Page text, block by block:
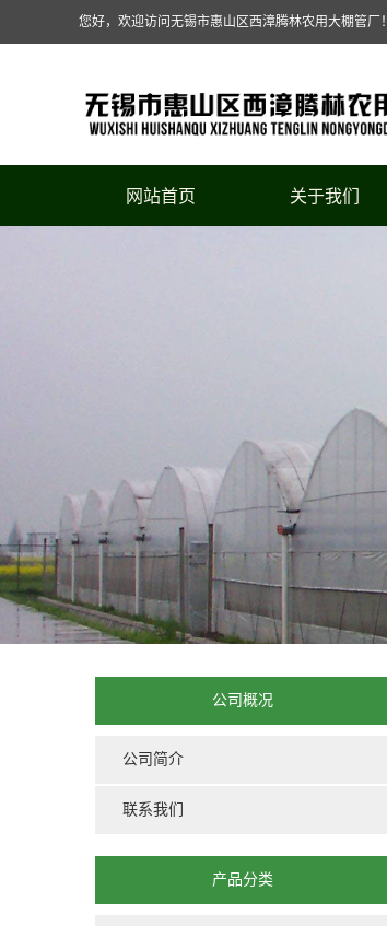
您好，欢迎访问无锡市惠山区西漳腾林农用大棚管厂！
网站首页 关于我们
公司概况
公司简介
联系我们
产品分类